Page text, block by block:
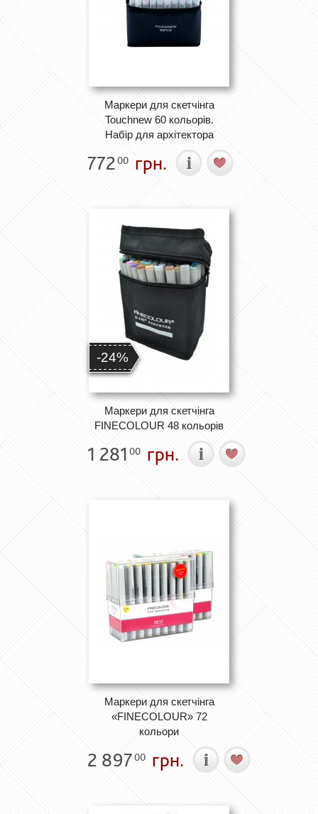
Маркери для скетчінга
Touchnew 60 кольорів.
Набір для архітектора
77200 грн.
-24%
Маркери для скетчінга
FINECOLOUR 48 кольорів
1 281 00 грн.
Маркери для скетчінга
«FINECOLOUR» 72
кольори
2 89700 грн.